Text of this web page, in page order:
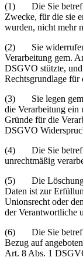
(1) Die Sie
Zwecke, für die sie
wurden, nicht mehr
(2) Sie widerrufen
Verarbeitung gem.
DSGVO stützte,
Rechtsgrundlage für
(3) Sie legen gem.
die Verarbeitung ein
Gründe für die
DSGVO
(4) Die Sie
unrechtmäßig
(5) Die Löschung
Daten ist zur
Unionsrecht oder
der Verantwortliche
(6) Die Sie
Bezug auf
Art. 8 Abs. 1